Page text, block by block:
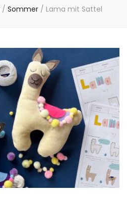
/ Sommer / Lama mit Sattel